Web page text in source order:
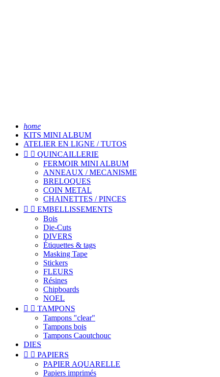
home
KITS MINI ALBUM
ATELIER EN LIGNE / TUTOS
  QUINCAILLERIE
FERMOIR MINI ALBUM
ANNEAUX / MECANISME
BRELOQUES
COIN METAL
CHAINETTES / PINCES
  EMBELLISSEMENTS
Bois
Die-Cuts
DIVERS
Étiquettes & tags
Masking Tape
Stickers
FLEURS
Résines
Chipboards
NOEL
  TAMPONS
Tampons "clear"
Tampons bois
Tampons Caoutchouc
DIES
  PAPIERS
PAPIER AQUARELLE
Papiers imprimés